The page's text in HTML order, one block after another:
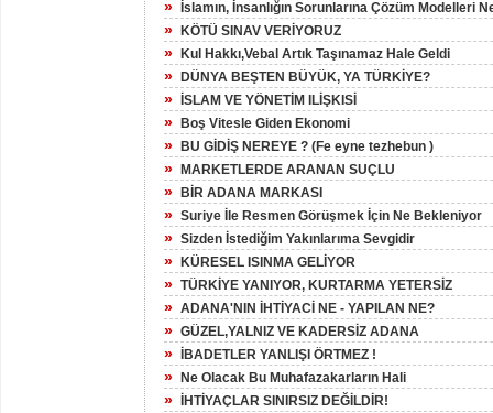
» İslamın, İnsanlığın Sorunlarına Çözüm Modelleri
» KÖTÜ SINAV VERİYORUZ
» Kul Hakkı,Vebal Artık Taşınamaz Hale Geldi
» DÜNYA BEŞTEN BÜYÜK, YA TÜRKİYE?
» İSLAM VE YÖNETİM ILİŞKISİ
» Boş Vitesle Giden Ekonomi
» BU GİDİŞ NEREYE ? (Fe eyne tezhebun )
» MARKETLERDE ARANAN SUÇLU
» BİR ADANA MARKASI
» Suriye İle Resmen Görüşmek İçin Ne Bekleniyor
» Sizden İstediğim Yakınlarıma Sevgidir
» KÜRESEL ISINMA GELİYOR
» TÜRKİYE YANIYOR, KURTARMA YETERSİZ
» ADANA'NIN İHTİYACİ NE - YAPILAN NE?
» GÜZEL,YALNIZ VE KADERSİZ ADANA
» İBADETLER YANLIŞI ÖRTMEZ !
» Ne Olacak Bu Muhafazakarların Hali
» İHTİYAÇLAR SINIRSIZ DEĞİLDİR!